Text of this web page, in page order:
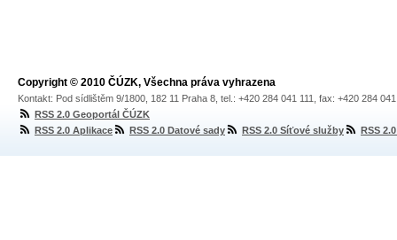
Copyright © 2010 ČÚZK, Všechna práva vyhrazena
Kontakt: Pod sídlištěm 9/1800, 182 11 Praha 8, tel.: +420 284 041 111, fax: +420 284
RSS 2.0 Geoportál ČÚZK
RSS 2.0 Aplikace
RSS 2.0 Datové sady RSS 2.0 Síťové služby RSS